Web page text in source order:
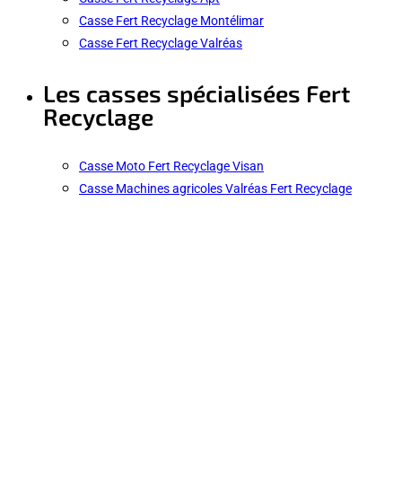
Casse Fert Recyclage Montélimar
Casse Fert Recyclage Valréas
Les casses spécialisées Fert
Recyclage
Casse Moto Fert Recyclage Visan
Casse Machines agricoles Valréas Fert Recyclage